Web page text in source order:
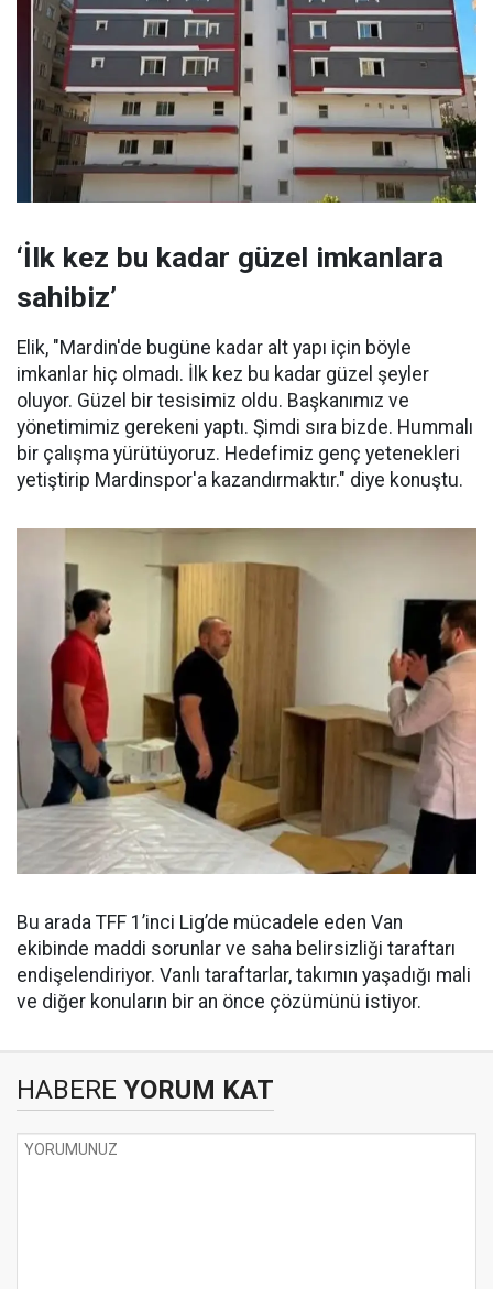
‘İlk kez bu kadar güzel imkanlara
sahibiz’
Elik, "Mardin'de bugüne kadar alt yapı için böyle
imkanlar hiç olmadı. İlk kez bu kadar güzel şeyler
oluyor. Güzel bir tesisimiz oldu. Başkanımız ve
yönetimimiz gerekeni yaptı. Şimdi sıra bizde. Hummalı
bir çalışma yürütüyoruz. Hedefimiz genç yetenekleri
yetiştirip Mardinspor'a kazandırmaktır." diye konuştu.
Bu arada TFF 1’inci Lig’de mücadele eden Van
ekibinde maddi sorunlar ve saha belirsizliği taraftarı
endişelendiriyor. Vanlı taraftarlar, takımın yaşadığı mali
ve diğer konuların bir an önce çözümünü istiyor.
HABERE YORUM KAT